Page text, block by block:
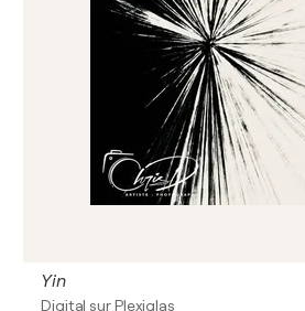
Yin
Digital sur Plexiglas